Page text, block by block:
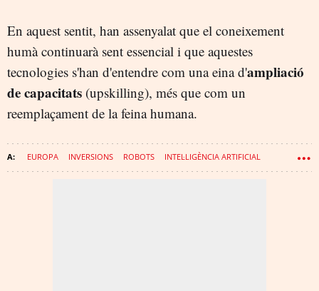
En aquest sentit, han assenyalat que el coneixement
humà continuarà sent essencial i que aquestes
tecnologies s'han d'entendre com una eina d'ampliació
de capacitats (upskilling), més que com un
reemplaçament de la feina humana.
EUROPA INVERSIONS ROBOTS INTEL·LIGÈNCIA ARTIFICIAL